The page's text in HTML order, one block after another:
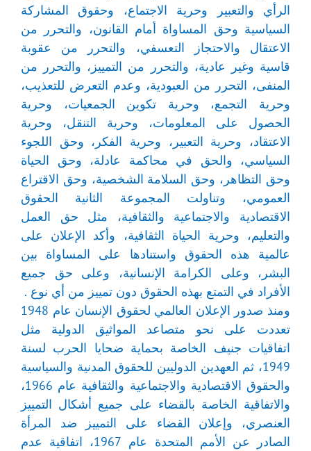
الرأي والتعبير وحرية الاجتماع، وحقوق المشاركة
السياسية وحق المساواة أمام القانون، والتحرر من
الاعتقال والاحتجاز التعسفي، والتحرر من عقوبة
قاسية وغير عادية، والتحرر من التمييز، والتحرر من
المنفى، التحرر من العبودية، وعدم التعرض للتعذيب،
وحرية التجمع، وحرية تكوين الجمعيات، وحرية
الحصول على المعلومات، وحرية التنقل، وحرية
الاعتقاد، وحرية التعبير، وحرية الفكر، وحق اللجوء
السياسي، والحق في محاكمة عادلة، وحق الحياة
وحق التظاهر، وحق السلامة الشخصية، وحق الاقتراع
العمومي، وتناولت المجموعة الثانية الحقوق
الاقتصادية والاجتماعية والثقافية، مثل حق العمل
والتعليم، وحرية الحياة الثقافية، وأكد الإعلان على
عالمية هذه الحقوق واستنادها على المساواة بين
البشر، وعلى الكرامة الإنسانية، وعلى حق جميع
الأفراد في التمتع بهذه الحقوق دون تمييز من أي نوع .
ومنذ صدور الإعلان العالمي لحقوق الإنسان عام 1948
تعددت على نحو متصاعد المواثيق الدولية مثل
اتفاقيات جنيف الخاصة بحماية ضحايا الحرب لسنة
1949، ثم العهدين الدوليين للحقوق المدنية والسياسية
والحقوق الاقتصادية والاجتماعية والثقافية عام 1966،
والاتفاقية الخاصة بالقضاء على جميع أشكال التمييز
العنصري، وإعلان القضاء على التمييز ضد المرأة
الصادر عن الأمم المتحدة عام 1967، اتفاقية عدم